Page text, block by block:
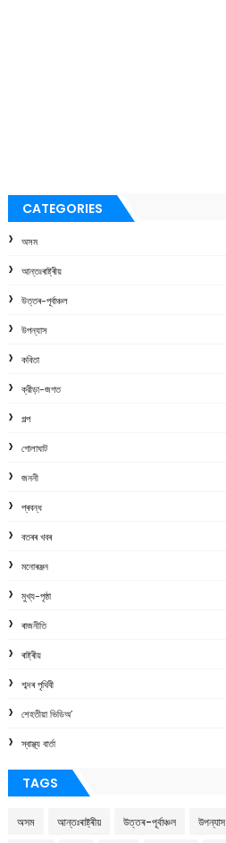
CATEGORIES
অসম
আন্তঃৰাষ্ট্ৰীয়
উত্তৰ-পূৰ্বাঞ্চল
উপন্যাস
কবিতা
ক্রীড়া-জগত
গল্প
গোলাঘাট
জননী
প্ৰবন্ধ
বতৰৰ খবৰ
মনোৰঞ্জন
মুখ্য-পৃষ্ঠা
ৰাজনীতি
ৰাষ্ট্ৰীয়
শব্দৰ পৃথিবী
শেহতীয়া ভিডিঅ’
স্বাস্থ্য বাৰ্তা
TAGS
অসম আন্তঃৰাষ্ট্ৰীয় উত্তৰ-পূৰ্বাঞ্চল উপন্যাস